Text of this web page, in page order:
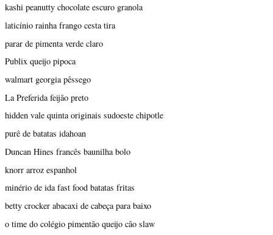
kashi peanutty chocolate escuro granola
laticínio rainha frango cesta tira
parar de pimenta verde claro
Publix queijo pipoca
walmart georgia pêssego
La Preferida feijão preto
hidden vale quinta originais sudoeste chipotle
purê de batatas idahoan
Duncan Hines francês baunilha bolo
knorr arroz espanhol
minério de ida fast food batatas fritas
betty crocker abacaxi de cabeça para baixo
o time do colégio pimentão queijo cão slaw